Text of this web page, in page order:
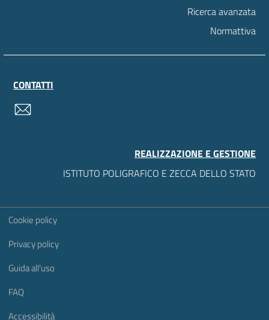
Ricerca avanzata
Normattiva
CONTATTI
REALIZZAZIONE E GESTIONE
ISTITUTO POLIGRAFICO E ZECCA DELLO STATO
Sezione Link Utili
Cookie policy
Privacy policy
Guida all'uso
FAQ
Accessibilità